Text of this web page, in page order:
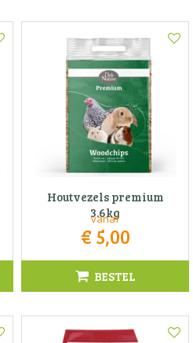
Houtvezels premium
3.6kg
vanaf
€ 5,00
BESTEL